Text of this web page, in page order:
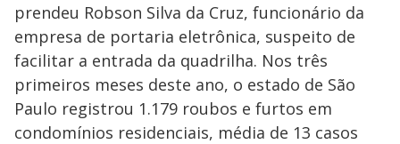
prendeu Robson Silva da Cruz, funcionário da
empresa de portaria eletrônica, suspeito de
facilitar a entrada da quadrilha. Nos três
primeiros meses deste ano, o estado de São
Paulo registrou 1.179 roubos e furtos em
condomínios residenciais, média de 13 casos